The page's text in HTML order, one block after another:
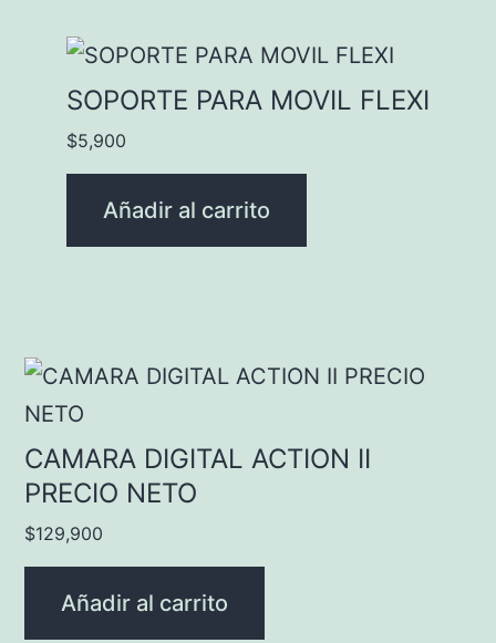
SOPORTE PARA MOVIL FLEXI
$5,900
Añadir al carrito
CAMARA DIGITAL ACTION II
PRECIO NETO
$129,900
Añadir al carrito